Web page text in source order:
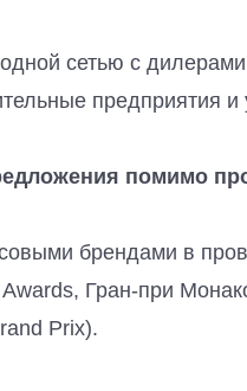
сетью с
предприятия
помимо
брендами в
Awards, Гран-при
Prix).